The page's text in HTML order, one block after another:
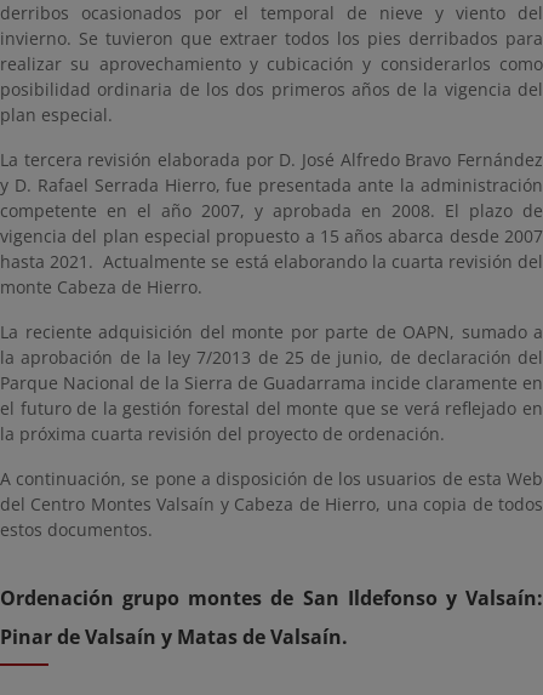
derribos ocasionados por el temporal de nieve y viento del
invierno. Se tuvieron que extraer todos los pies derribados para
realizar su aprovechamiento y cubicación y considerarlos como
posibilidad ordinaria de los dos primeros años de la vigencia del
plan especial.
La tercera revisión elaborada por D. José Alfredo Bravo Fernández
y D. Rafael Serrada Hierro, fue presentada ante la administración
competente en el año 2007, y aprobada en 2008. El plazo de
vigencia del plan especial propuesto a 15 años abarca desde 2007
hasta 2021. Actualmente se está elaborando la cuarta revisión del
monte Cabeza de Hierro.
La reciente adquisición del monte por parte de OAPN, sumado a
la aprobación de la ley 7/2013 de 25 de junio, de declaración del
Parque Nacional de la Sierra de Guadarrama incide claramente en
el futuro de la gestión forestal del monte que se verá reflejado en
la próxima cuarta revisión del proyecto de ordenación.
A continuación, se pone a disposición de los usuarios de esta Web
del Centro Montes Valsaín y Cabeza de Hierro, una copia de todos
estos documentos.
Ordenación grupo montes de San Ildefonso y Valsaín:
Pinar de Valsaín y Matas de Valsaín.